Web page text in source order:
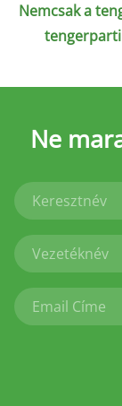
Nemcsak a
tengerparti
Ne